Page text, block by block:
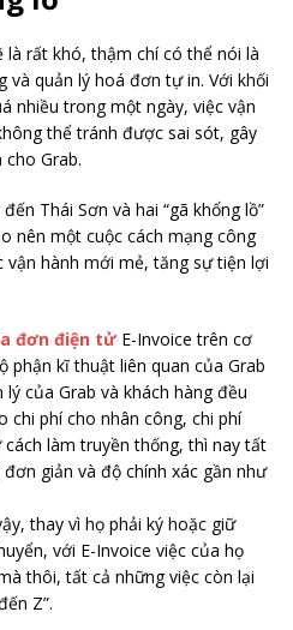
là rất khó, thậm chí có thể nói là
và quản lý hoá đơn tự in. Với khối
nhiều trong một ngày, việc vận
thể tránh được sai sót, gây
Grab.
Thái Sơn và hai “gã khổng lồ”
nên một cuộc cách mạng công
hành mới mẻ, tăng sự tiện lợi
đơn điện tửE-Invoice trên cơ
phận kĩ thuật liên quan của Grab
của Grab và khách hàng đều
chi phí cho nhân công, chi phí
làm truyền thống, thì nay tất
giản và độ chính xác gần như
thay vì họ phải ký hoặc giữ
với E-Invoice việc của họ
thôi, tất cả những việc còn lại
Z”.